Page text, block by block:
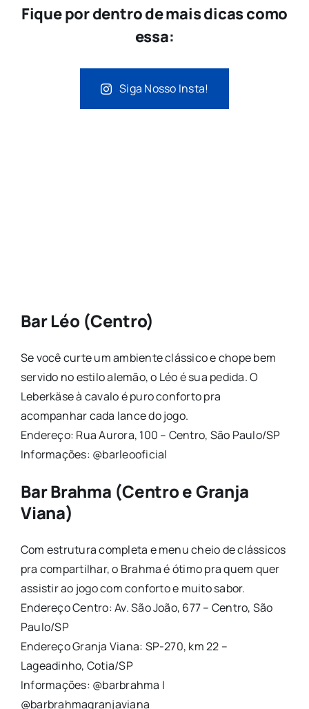
Fique por dentro de mais dicas como
essa:
Siga Nosso Insta!
Bar Léo (Centro)
Se você curte um ambiente clássico e chope bem
servido no estilo alemão, o Léo é sua pedida. O
Leberkäse à cavalo é puro conforto pra
acompanhar cada lance do jogo.
Endereço: Rua Aurora, 100 – Centro, São Paulo/SP
Informações: @barleooficial
Bar Brahma (Centro e Granja
Viana)
Com estrutura completa e menu cheio de clássicos
pra compartilhar, o Brahma é ótimo pra quem quer
assistir ao jogo com conforto e muito sabor.
Endereço Centro: Av. São João, 677 – Centro, São
Paulo/SP
Endereço Granja Viana: SP-270, km 22 –
Lageadinho, Cotia/SP
Informações: @barbrahma |
@barbrahmagranjaviana